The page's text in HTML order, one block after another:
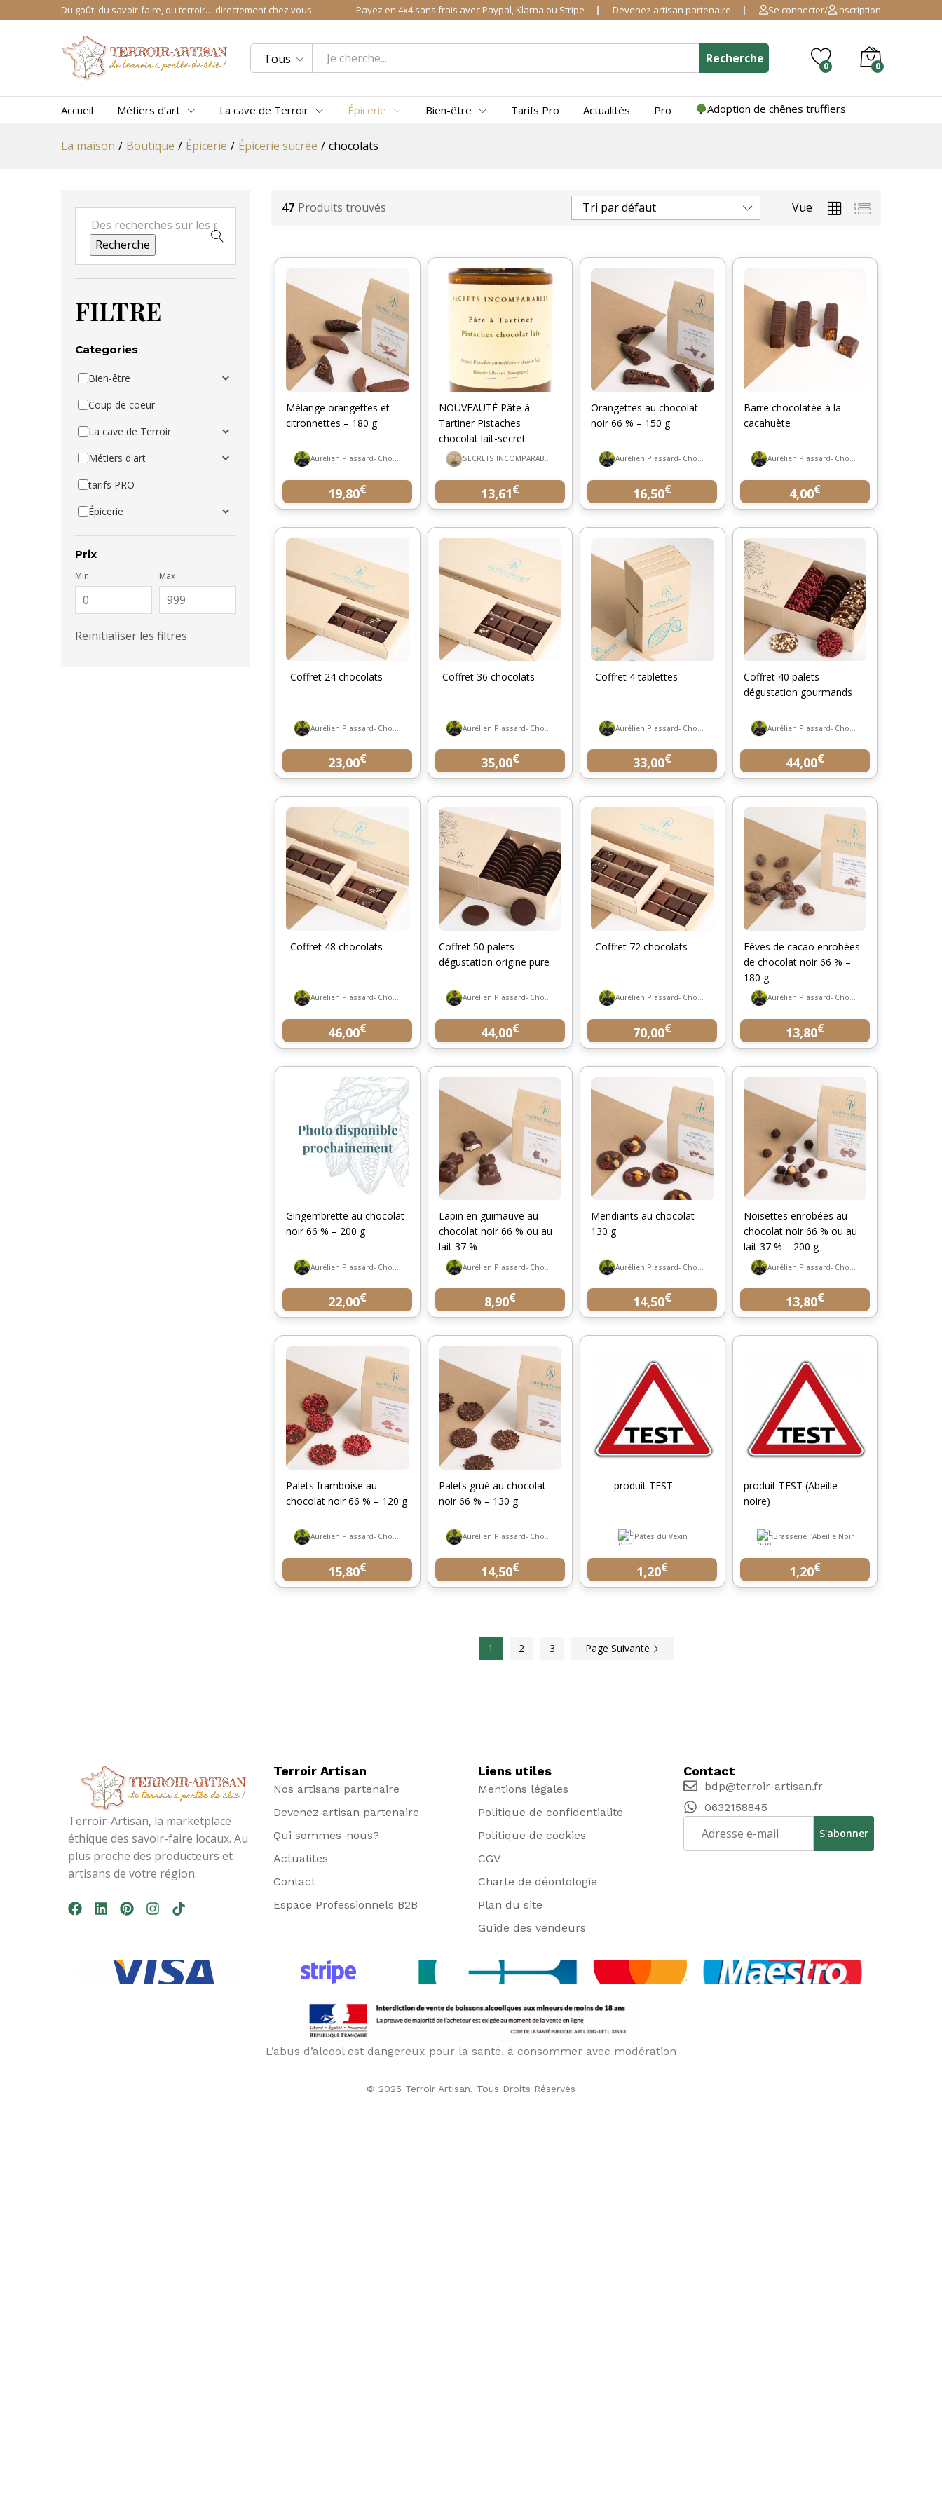
Du goût, du savoir-faire, du terroir… directement chez vous. Payez en 4x4 sans frais avec Paypal, Klarna ou Stripe Devenez artisan partenaire Se connecter/ Inscription
Tous Recherche 0 0
Accueil Métiers d’art La cave de Terroir Épicerie Bien-être Tarifs Pro Actualités Pro Adoption de chênes truffiers
La maison / Boutique / Épicerie / Épicerie sucrée / chocolats
47 Produits trouvés Vue
Tri par défaut
Mélange orangettes et
citronnettes – 180 g
Aurélien Plassard- Chocolatier
19,80€
NOUVEAUTÉ Pâte à
Tartiner Pistaches
chocolat lait-secret
incomparable
SECRETS INCOMPARABLES
13,61€
Orangettes au chocolat
noir 66 % – 150 g
Aurélien Plassard- Chocolatier
16,50€
Barre chocolatée à la
cacahuète
Aurélien Plassard- Chocolatier
4,00€
Coffret 24 chocolats
23,00€
Coffret 36 chocolats
35,00€
Coffret 4 tablettes
33,00€
Coffret 40 palets
dégustation gourmands
44,00€
Coffret 48 chocolats
Aurélien Plassard- Chocolatier
46,00€
Coffret 50 palets
dégustation origine pure
Aurélien Plassard- Chocolatier
44,00€
Coffret 72 chocolats
Aurélien Plassard- Chocolatier
70,00€
Fèves de cacao enrobées
de chocolat noir 66 % –
180 g
Aurélien Plassard- Chocolatier
13,80€
Gingembrette au chocolat
noir 66 % – 200 g
22,00€
Lapin en guimauve au
chocolat noir 66 % ou au
lait 37 %
8,90€
Mendiants au chocolat –
130 g
14,50€
Noisettes enrobées au
chocolat noir 66 % ou au
lait 37 % – 200 g
13,80€
Palets framboise au
chocolat noir 66 % – 120 g
Aurélien Plassard- Chocolatier
15,80€
Palets grué au chocolat
noir 66 % – 130 g
Aurélien Plassard- Chocolatier
14,50€
produit TEST
Pâtes du Vexin
1,20€
produit TEST (Abeille
noire)
Brasserie l'Abeille Noir
1,20€
1 2 3 Page Suivante
Recherche
FILTRE
Categories
Bien-être
Coup de coeur
La cave de Terroir
Métiers d'art
tarifs PRO
Épicerie
Prix
Min Max
Reinitialiser les filtres
Terroir-Artisan, la marketplace
éthique des savoir-faire locaux. Au
plus proche des producteurs et
artisans de votre région.
Terroir Artisan
Nos artisans partenaire
Devenez artisan partenaire
Qui sommes-nous?
Actualites
Contact
Espace Professionnels B2B
Liens utiles
Mentions légales
Politique de confidentialité
Politique de cookies
CGV
Charte de déontologie
Plan du site
Guide des vendeurs
Contact
bdp@terroir-artisan.fr
0632158845
L’abus d’alcool est dangereux pour la santé, à consommer avec modération
© 2025 Terroir Artisan. Tous Droits Réservés